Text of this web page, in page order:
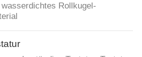
Rollkugel-